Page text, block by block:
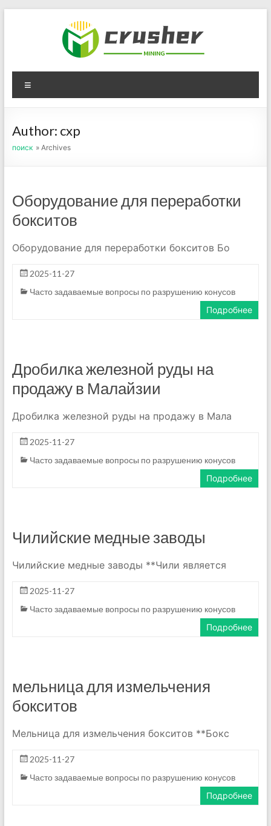
Оборудование для
дробления угля,
измельчения печного
Author: cxp
поиск » Archives
Оборудование для переработки
бокситов
Оборудование для переработки бокситов Бо
2025-11-27
Часто задаваемые вопросы по разрушению конусов
Подробнее
Дробилка железной руды на
продажу в Малайзии
Дробилка железной руды на продажу в Мала
2025-11-27
Часто задаваемые вопросы по разрушению конусов
Подробнее
Чилийские медные заводы
Чилийские медные заводы **Чили является
2025-11-27
Часто задаваемые вопросы по разрушению конусов
Подробнее
мельница для измельчения
бокситов
Мельница для измельчения бокситов **Бокс
2025-11-27
Часто задаваемые вопросы по разрушению конусов
Подробнее